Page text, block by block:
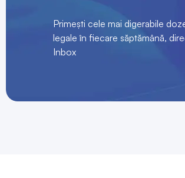
Primești cele mai digerabile
legale în fiecare săptămână,
Inbox